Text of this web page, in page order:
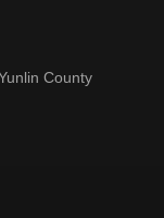
County